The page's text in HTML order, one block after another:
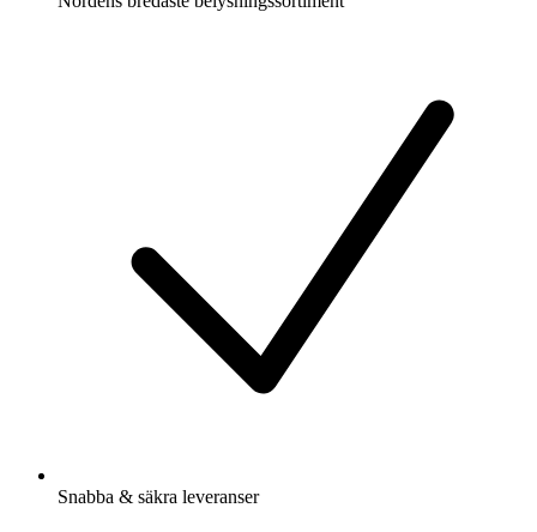
Snabba & säkra leveranser